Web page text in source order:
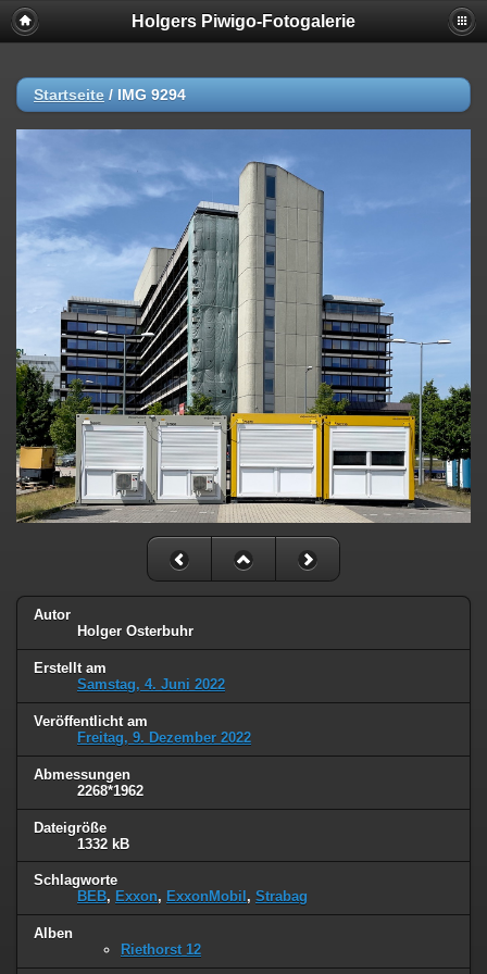
Holgers Piwigo-Fotogalerie
Startseite / IMG 9294
Autor
Holger Osterbuhr
Erstellt am
Samstag, 4. Juni 2022
Veröffentlicht am
Freitag, 9. Dezember 2022
Abmessungen
2268*1962
Dateigröße
1332 kB
Schlagworte
BEB, Exxon, ExxonMobil , Strabag
Alben
Riethorst 12